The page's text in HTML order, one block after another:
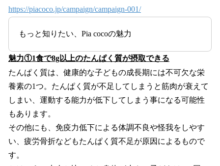
https://piacoco.jp/campaign/campaign-001/
もっと知りたい、Pia cocoの魅力
魅力①1食で8g以上のたんぱく質が摂取できる
たんぱく質は、健康的な子どもの成長期には不可欠な栄
養素の1つ。たんぱく質が不足してしまうと筋肉が衰えて
しまい、運動する能力が低下してしまう事になる可能性
もあります。
その他にも、免疫力低下による体調不良や怪我をしやす
い、疲労骨折などもたんぱく質不足が原因によるもので
す。